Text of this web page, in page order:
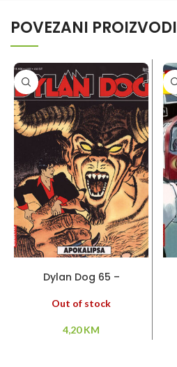
POVEZANI PROIZVODI
Dylan Dog 65 –
Out of stock
4,20KM